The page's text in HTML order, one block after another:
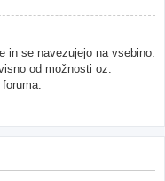
in se navezujejo na vsebino.
od možnosti oz.